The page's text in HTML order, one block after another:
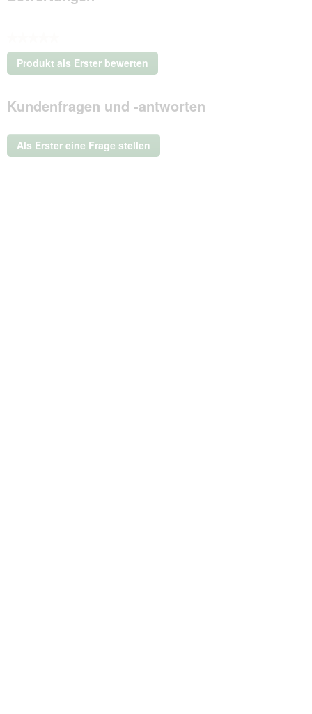
Kein
Beurteilungswert
Produkt als Erster bewerten
.
dieser
Aktion
ein
modales
Kundenfragen und -antworten
Als Erster eine Frage stellen